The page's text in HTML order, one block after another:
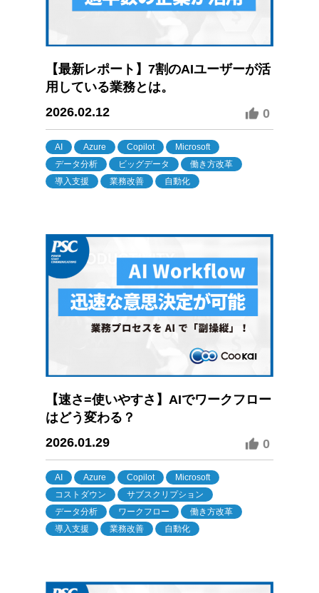
【最新レポート】7割のAIユーザーが活
用している業務とは。
2026.02.12
0
AI Azure Copilot
Microsoft
データ分析
ビッグデータ
働き方改革
導入支援
業務改善 自動化
【速さ=使いやすさ】AIでワークフロー
はどう変わる？
2026.01.29
0
AI Azure Copilot
Microsoft
コストダウン
サブスクリプション
データ分析
ワークフロー
働き方改革
導入支援
業務改善 自動化